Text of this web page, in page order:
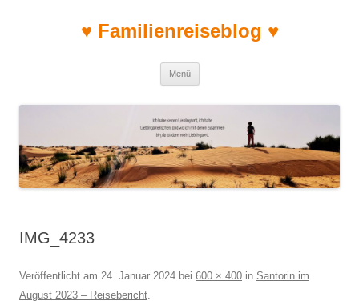
♥ Familienreiseblog ♥
Menü
IMG_4233
Veröffentlicht am 24. Januar 2024 bei 600 × 400 in Santorin im
August 2023 – Reisebericht.